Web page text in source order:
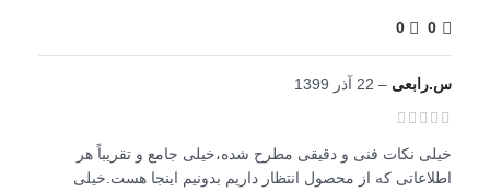
0
0
س.رابعی – 22 آذر 1399
خیلی نکات فنی و دقیقی مطرح شده،خیلی جامع و تقریباً هر
اطلاعاتی که از محصول انتظار داریم بدونیم اینجا هست.خیلی